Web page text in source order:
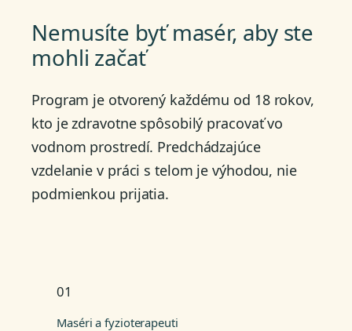
Nemusíte byť masér, aby ste
mohli začať
Program je otvorený každému od 18 rokov,
kto je zdravotne spôsobilý pracovať vo
vodnom prostredí. Predchádzajúce
vzdelanie v práci s telom je výhodou, nie
podmienkou prijatia.
01
Maséri a fyzioterapeuti